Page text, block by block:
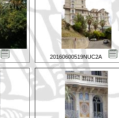
20160600519NUC2A